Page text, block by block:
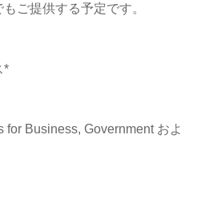
ご提供する予定です。
*
for Business, Government およ